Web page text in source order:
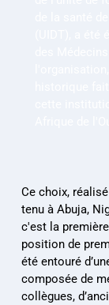
Ce choix,
tenu à Abuja,
c'est la
position de
été entouré
composée de
collègues,